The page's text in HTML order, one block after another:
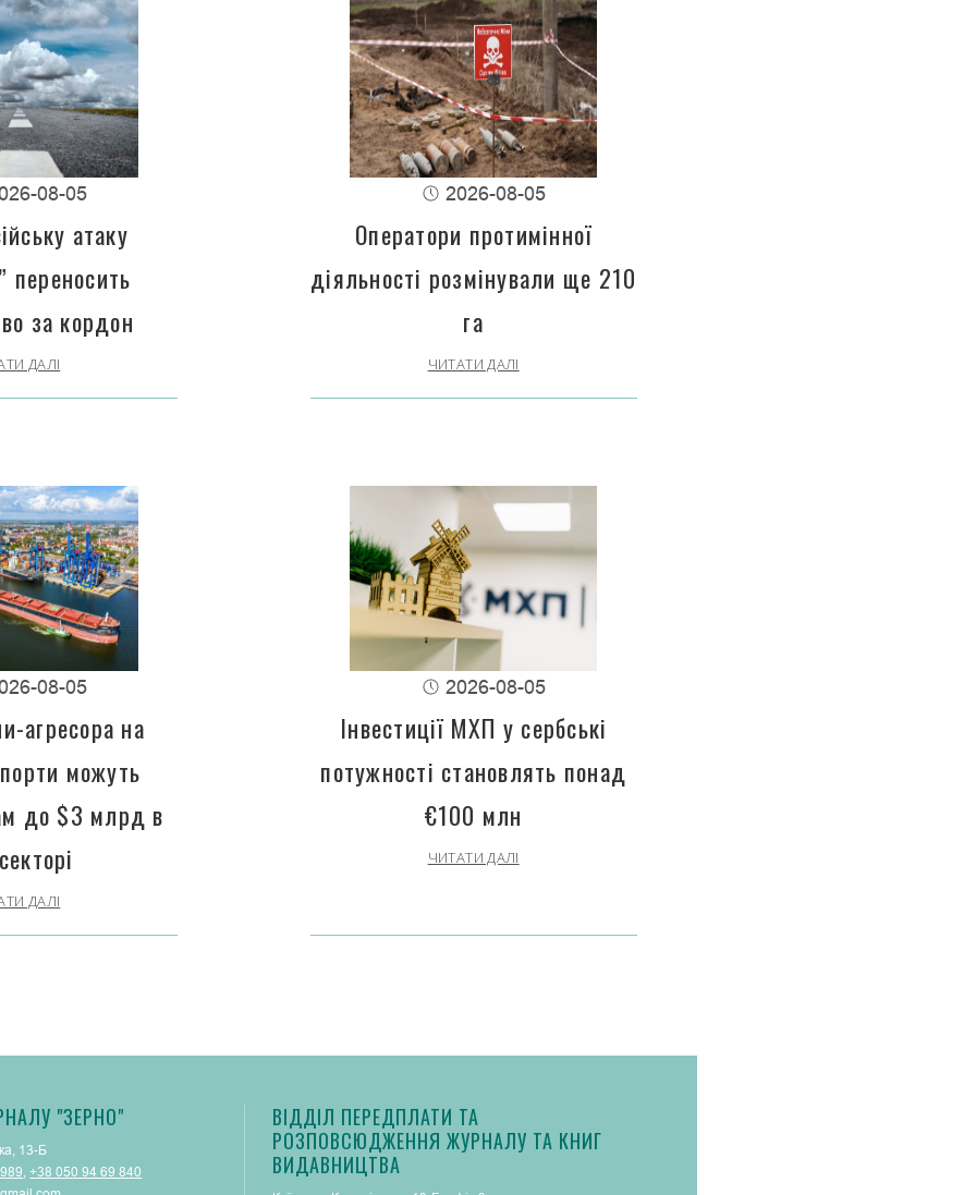
08-05
атаку
переносить
за кордон
ДАЛІ
2026-08-05
Оператори протимінної
діяльності розмінували ще 210
га
ЧИТАТИ ДАЛІ
08-05
агресора на
можуть
до $3 млрд в
ДАЛІ
2026-08-05
Інвестиції МХП у сербські
потужності становлять понад
€100 млн
ЧИТАТИ ДАЛІ
"ЗЕРНО"
13-Б
,+38 050 94 69 840
ВІДДІЛ ПЕРЕДПЛАТИ ТА
РОЗПОВСЮДЖЕННЯ ЖУРНАЛУ ТА КНИГ
ВИДАВНИЦТВА